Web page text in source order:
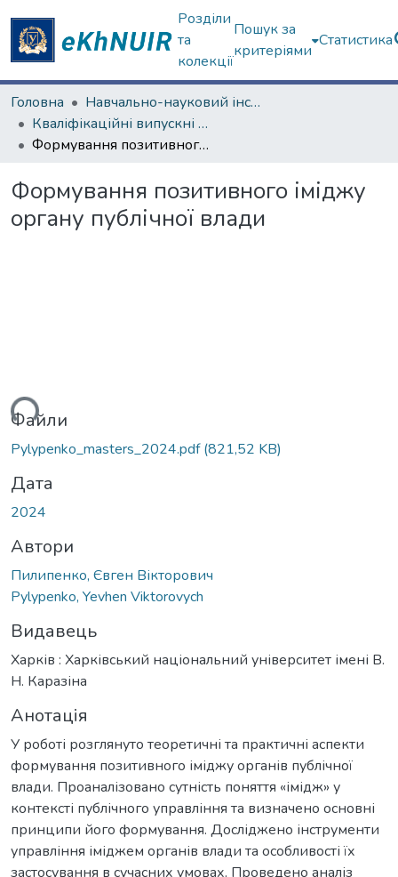
Розділи
та
колекції
Пошук за
критеріями
Статистика
Головна
Навчально-науковий інститут "Інститут державного управління"
Кваліфікаційні випускні роботи магістрів. Інститут державного управління
Формування позитивного іміджу органу публічної влади
Формування позитивного іміджу
органу публічної влади
Файли
Pylypenko_masters_2024.pdf(821,52 KB)
Дата
2024
Автори
Пилипенко, Євген Вікторович
Pylypenko, Yevhen Viktorovych
Видавець
Харків : Харківський національний університет імені В.
Н. Каразіна
Анотація
У роботі розглянуто теоретичні та практичні аспекти
формування позитивного іміджу органів публічної
влади. Проаналізовано сутність поняття «імідж» у
контексті публічного управління та визначено основні
принципи його формування. Досліджено інструменти
управління іміджем органів влади та особливості їх
застосування в сучасних умовах. Проведено аналіз